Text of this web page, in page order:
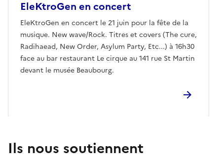
EleKtroGen en concert
EleKtroGen en concert le 21 juin pour la fête de la
musique. New wave/Rock. Titres et covers (The cure,
Radihaead, New Order, Asylum Party, Etc...) à 16h30
face au bar restaurant Le cirque au 141 rue St Martin
devant le musée Beaubourg.
Ils nous soutiennent